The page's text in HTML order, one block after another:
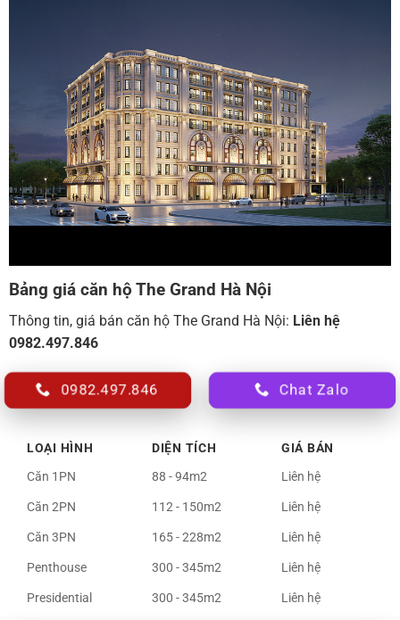
Bảng giá căn hộ The Grand Hà Nội
Thông tin, giá bán căn hộ The Grand Hà Nội: Liên hệ
0982.497.846
0982.497.846 Chat Zalo
LOẠI HÌNH DIỆN TÍCH
GIÁ BÁN
Căn 1PN
88 - 94m2
Liên hệ
Căn 2PN
112 - 150m2
Liên hệ
Căn 3PN
165 - 228m2
Liên hệ
Penthouse
300 - 345m2
Liên hệ
Presidential
300 - 345m2 Liên hệ